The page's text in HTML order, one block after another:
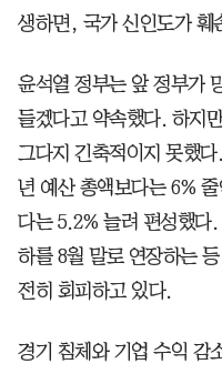
생하면, 국가 신인도가 훼
윤석열 정부는 앞 정부가
들겠다고 약속했다. 하지
그다지 긴축적이지 못했
년 예산 총액보다는 6%
다는 5.2% 늘려 편성했다
하를 8월 말로 연장하는
전히 회피하고 있다.
경기 침체와 기업 수익 감